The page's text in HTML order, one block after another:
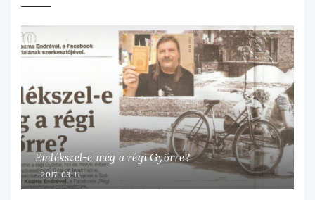
Emlékszel-e még a régi Győrre?
2017-03-11